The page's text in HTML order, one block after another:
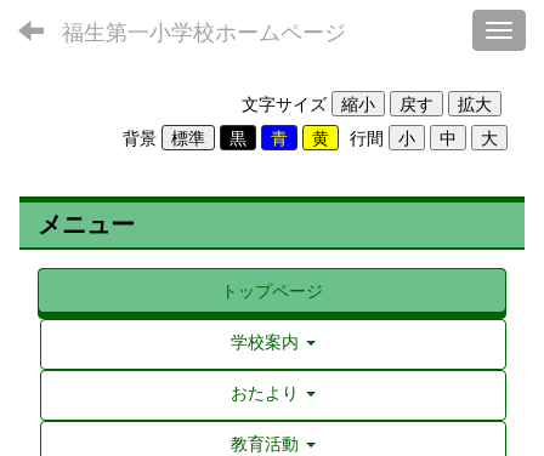
福生第一小学校ホームページ
文字サイズ
背景
行間
メニュー
トップページ
学校案内
おたより
教育活動